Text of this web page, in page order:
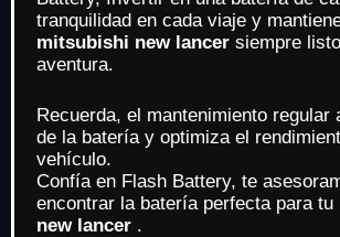
tranquilidad en cada viaje y
mitsubishi new lancer siempre
aventura.
Recuerda, el mantenimiento regular
de la batería y optimiza el
vehículo.
Confía en Flash Battery, te
encontrar la batería perfecta para tu
new lancer .